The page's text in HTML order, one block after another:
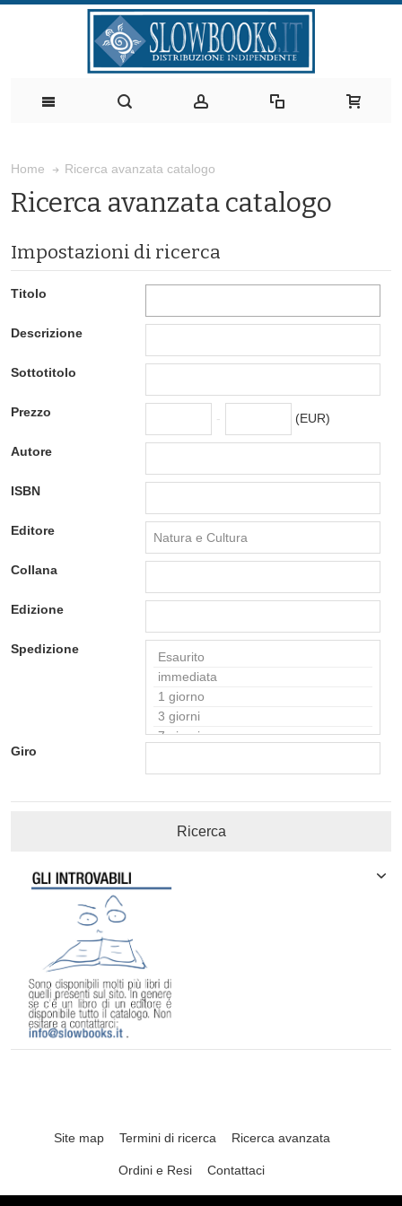
Home Ricerca avanzata catalogo
Ricerca avanzata catalogo
Impostazioni di ricerca
Titolo
Descrizione
Sottotitolo
Prezzo - (EUR)
Autore
ISBN
Editore
Collana
Edizione
Spedizione
Giro
Ricerca
Site map Termini di ricerca Ricerca avanzata
Ordini e Resi Contattaci